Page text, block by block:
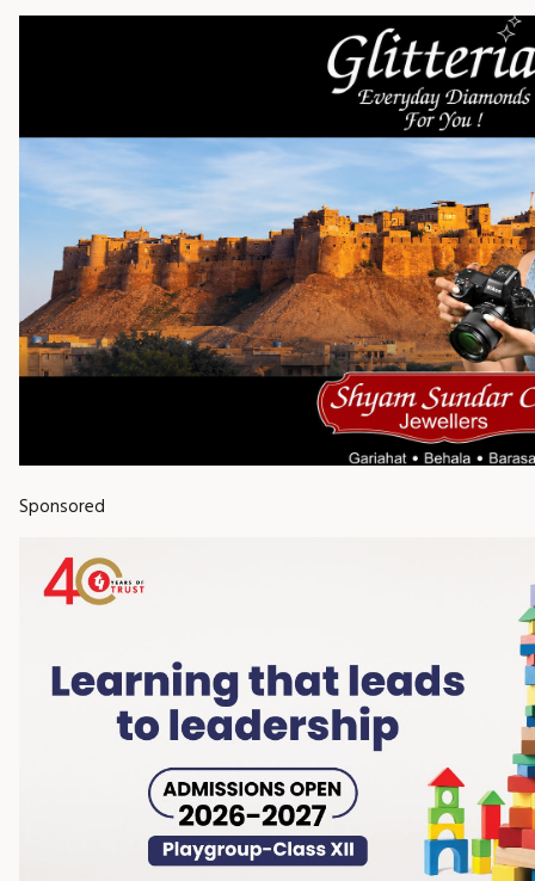
Sponsored